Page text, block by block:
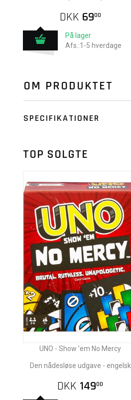
DKK 6900
På lager
Afs.:1-5 hverdage
OM PRODUKTET
SPECIFIKATIONER
TOP SOLGTE
UNO - Show 'em No Mercy
Den nådesløse udgave - engelsk
DKK 14900